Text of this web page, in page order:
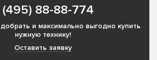
(495) 88-88-774
и максимально выгодно купить
нужную технику!
Оставить заявку